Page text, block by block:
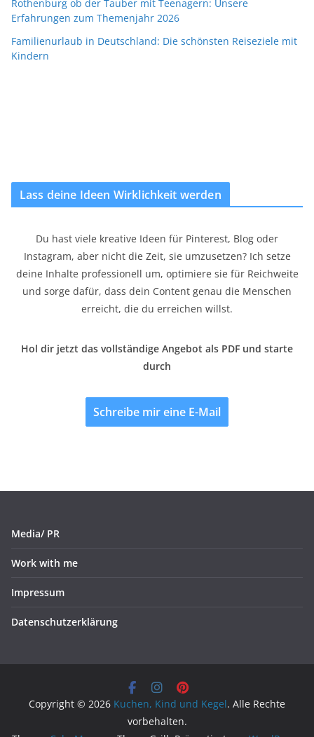
Rothenburg ob der Tauber mit Teenagern: Unsere
Erfahrungen zum Themenjahr 2026
Familienurlaub in Deutschland: Die schönsten Reiseziele mit
Kindern
Lass deine Ideen Wirklichkeit werden
Du hast viele kreative Ideen für Pinterest, Blog oder
Instagram, aber nicht die Zeit, sie umzusetzen? Ich setze
deine Inhalte professionell um, optimiere sie für Reichweite
und sorge dafür, dass dein Content genau die Menschen
erreicht, die du erreichen willst.
Hol dir jetzt das vollständige Angebot als PDF und starte
durch
Schreibe mir eine E-Mail
Media/ PR
Work with me
Impressum
Datenschutzerklärung
Copyright © 2026 Kuchen, Kind und Kegel. Alle Rechte
vorbehalten.